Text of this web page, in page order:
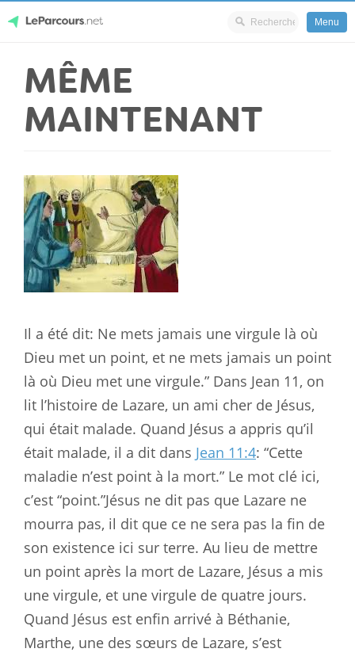
content
LeParcours.net
Menu
MÊME
MAINTENANT
Il a été dit: Ne mets jamais une virgule là où
Dieu met un point, et ne mets jamais un point
là où Dieu met une virgule.” Dans Jean 11, on
lit l’histoire de Lazare, un ami cher de Jésus,
qui était malade. Quand Jésus a appris qu’il
était malade, il a dit dans Jean 11:4: “Cette
maladie n’est point à la mort.” Le mot clé ici,
c’est “point.”Jésus ne dit pas que Lazare ne
mourra pas, il dit que ce ne sera pas la fin de
son existence ici sur terre. Au lieu de mettre
un point après la mort de Lazare, Jésus a mis
une virgule, et une virgule de quatre jours.
Quand Jésus est enfin arrivé à Béthanie,
Marthe, une des sœurs de Lazare, s’est